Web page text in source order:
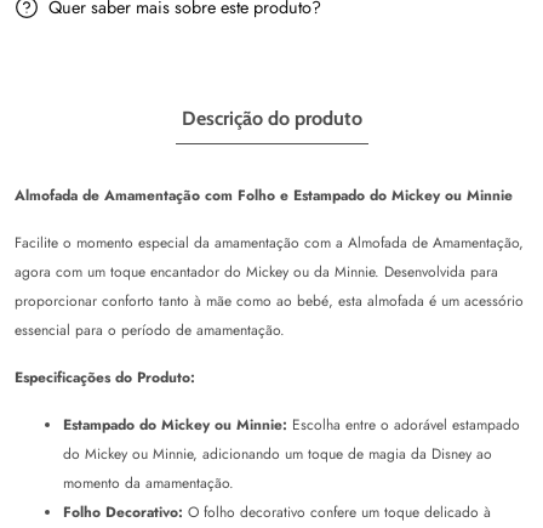
Quer saber mais sobre este produto?
Descrição do produto
Almofada de Amamentação com Folho e Estampado do Mickey ou Minnie
Facilite o momento especial da amamentação com a Almofada de Amamentação,
agora com um toque encantador do Mickey ou da Minnie. Desenvolvida para
proporcionar conforto tanto à mãe como ao bebé, esta almofada é um acessório
essencial para o período de amamentação.
Especificações do Produto:
Estampado do Mickey ou Minnie: Escolha entre o adorável estampado
do Mickey ou Minnie, adicionando um toque de magia da Disney ao
momento da amamentação.
Folho Decorativo: O folho decorativo confere um toque delicado à